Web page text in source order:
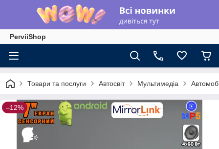
PerviiShop
Товари та послуги Автосвіт Мультимедіа
–12%